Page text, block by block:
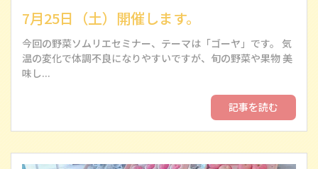
7月25日（土）開催します。
今回の野菜ソムリエセミナー、テーマは「ゴーヤ」です。 気
温の変化で体調不良になりやすいですが、旬の野菜や果物 美
味し...
記事を読む